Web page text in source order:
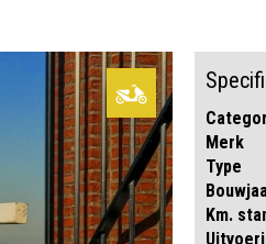
Merk
Type
Km.